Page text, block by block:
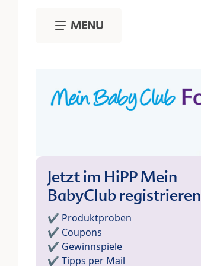
MENU
Jetzt im HiPP Mein
BabyClub registrieren
✔️ Produktproben
✔️ Coupons
✔️ Gewinnspiele
✔️ Tipps per Mail